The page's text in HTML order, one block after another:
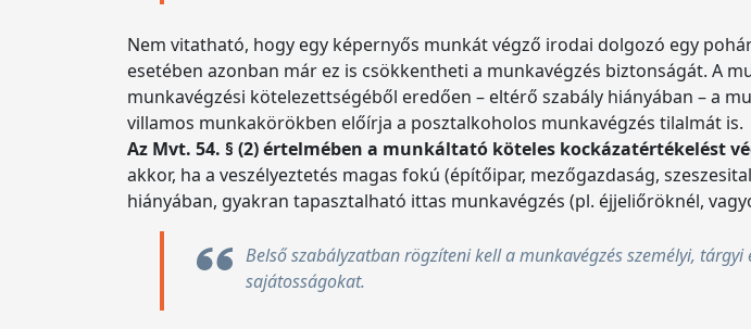
Nem vitatható, hogy egy képernyős munkát végző irodai dolgozó egy
esetében azonban már ez is csökkentheti a munkavégzés biztonságát. A
munkavégzési kötelezettségéből eredően – eltérő szabály hiányában – a
villamos munkakörökben előírja a posztalkoholos munkavégzés tilalmát is.
Az Mvt. 54. § (2) értelmében a munkáltató köteles kockázatértékelést
akkor, ha a veszélyeztetés magas fokú (építőipar, mezőgazdaság,
hiányában, gyakran tapasztalható ittas munkavégzés (pl. éjjeliőröknél,
Belső szabályzatban rögzíteni kell a munkavégzés személyi,
sajátosságokat.